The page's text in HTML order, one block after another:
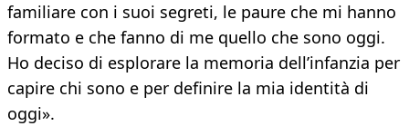
familiare con i suoi segreti, le paure che mi hanno
formato e che fanno di me quello che sono oggi.
Ho deciso di esplorare la memoria dell’infanzia per
capire chi sono e per definire la mia identità di
oggi».